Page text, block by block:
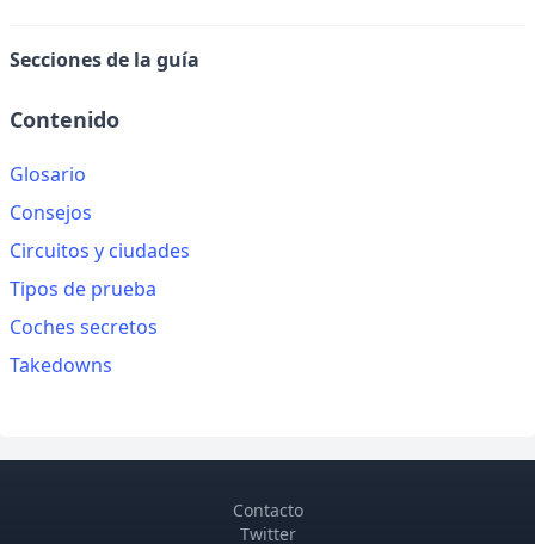
Secciones de la guía
Contenido
Glosario
Consejos
Circuitos y ciudades
Tipos de prueba
Coches secretos
Takedowns
Contacto
Twitter